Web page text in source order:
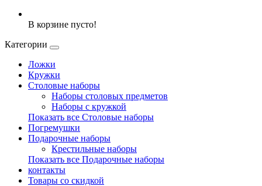
В корзине пусто!
Категории
Ложки
Кружки
Столовые наборы
Наборы столовых предметов
Наборы с кружкой
Показать все Столовые наборы
Погремушки
Подарочные наборы
Крестильные наборы
Показать все Подарочные наборы
контакты
Товары со скидкой